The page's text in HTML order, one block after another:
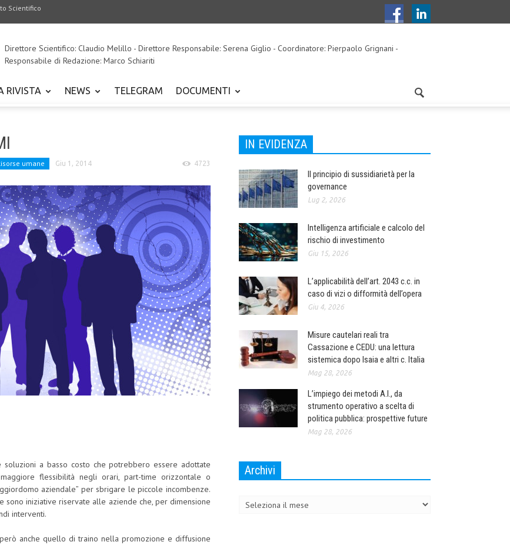
Scientifico
Direttore Scientifico: Claudio Melillo - Direttore Responsabile: Serena Giglio - Coordinatore: Pierpaolo Grignani -
Responsabile di Redazione: Marco Schiariti
RIVISTA NEWS TELEGRAM DOCUMENTI
umane Giu 1, 2014 4723
a basso costo che potrebbero essere adottate
flessibilità negli orari, part-time orizzontale o
aziendale” per sbrigare le piccole incombenze.
sono iniziative riservate alle aziende che, per dimensione
interventi.
anche quello di traino nella promozione e diffusione
IN EVIDENZA
Il principio di sussidiarietà per la
governance
Lug 2, 2026
Intelligenza artificiale e calcolo del
rischio di investimento
Giu 15, 2026
L’applicabilità dell’art. 2043 c.c. in
caso di vizi o difformità dell’opera
Giu 4, 2026
Misure cautelari reali tra
Cassazione e CEDU: una lettura
sistemica dopo Isaia e altri c. Italia
Mag 28, 2026
L’impiego dei metodi A.I., da
strumento operativo a scelta di
politica pubblica: prospettive future
Mag 28, 2026
Archivi